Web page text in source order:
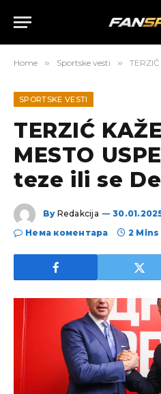
Home » Sportske vesti » TERZIĆ KAŽE
SPORTSKE VESTI
TERZIĆ
MESTO
teze ili se
By Redakcija
Нема коментара
2 Mins